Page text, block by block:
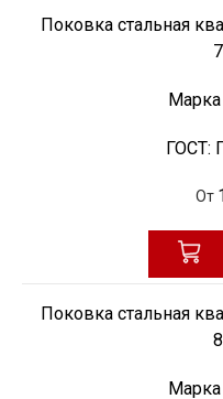
Поковка стальная
Марка
ГОСТ:
От
Поковка стальная
Марка